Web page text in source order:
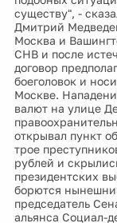
существу", -
Дмитрий
Москва и
СНВ и после
договор
боеголовок и
Москве.
валют на улице
открывал пункт
трое
рублей и
президентских
борются
председатель
альянса Социал-